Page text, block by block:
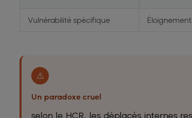
Vulnérabilité spécifique
⚠️
Un paradoxe cruel
selon le HCR, les déplacés internes